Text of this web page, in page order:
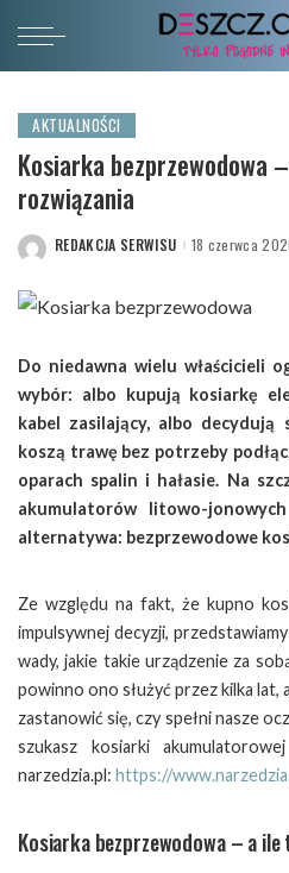
AKTUALNOŚCI
Kosiarka bezprzewodowa
rozwiązania
POSTED
REDAKCJA SERWISU 18 czerwca
Do niedawna wielu właścicieli
wybór: albo kupują kosiarkę
kabel zasilający, albo
koszą trawę bez potrzeby
oparach spalin i hałasie. Na
akumulatorów litowo-
alternatywa: bezprzewodowe
Ze względu na fakt, że kupno
impulsywnej decyzji,
wady, jakie takie urządzenie za
powinno ono służyć przez kilka lat,
zastanowić się, czy spełni nasze
szukasz kosiarki
narzedzia.pl: https://
Kosiarka bezprzewodowa – a